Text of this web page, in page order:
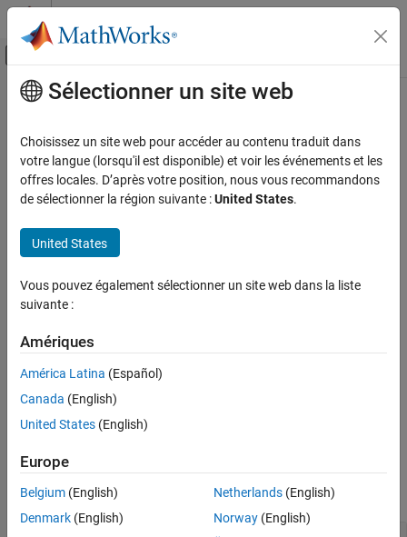
Passer au contenu
Activer/désactiver l'affichage du menu
Accueil de la documentation
Large Files and Big Data
Datastore
hasdata
ON THIS PAGE
Syntax
Description
Examples
Version History
See Also
Contenu principal
hasdata
Class:matlab.io.datastore.DsFileReader
Namespace:matlab.io.datastore
expand all in page
tf = hasdata(fr)
Description
tf = hasdata( fr)returns logical
to read from the file-reader object specified by
hasdatareturns logical
Input Arguments
expand all
Sélectionner un site web
Choisissez un site web pour accéder au contenu traduit dans
votre langue (lorsqu'il est disponible) et voir les événements et les
offres locales. D’après votre position, nous vous recommandons
de sélectionner la région suivante :United States.
United States
Vous pouvez également sélectionner un site web dans la liste
suivante :
Amériques
América Latina (Español)
Canada (English)
United States (English)
Europe
Belgium (English)
Denmark (English)
Netherlands(English)
Norway(English)